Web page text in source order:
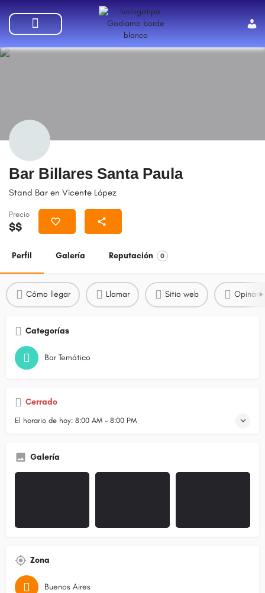
Bar Billares Santa Paula
Stand Bar en Vicente López
Precio
$$
Perfil Galería Reputación 0
Cómo llegar Llamar Sitio web Opinar
Categorías
Bar Temático
Cerrado
El horario de hoy: 8:00 AM - 8:00 PM
Galería
Zona
Buenos Aires